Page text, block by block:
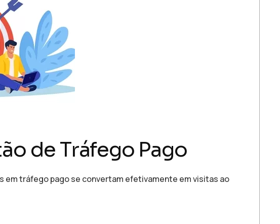
de Tráfego Pago
em tráfego pago se convertam efetivamente em visitas ao